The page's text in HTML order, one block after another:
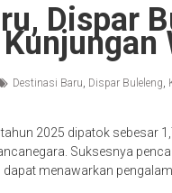
Dispar
Destinasi Baru, Dispar Buleleng,
2025 dipatok sebesar
Suksesnya
menawarkan